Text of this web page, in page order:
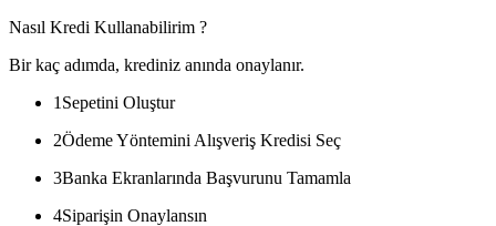
Nasıl Kredi Kullanabilirim ?
Bir kaç adımda, krediniz anında onaylanır.
1 Sepetini Oluştur
2Ödeme Yöntemini Alışveriş Kredisi Seç
3Banka Ekranlarında Başvurunu Tamamla
4Siparişin Onaylansın